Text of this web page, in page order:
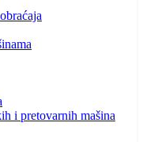
i pretovarnih mašina